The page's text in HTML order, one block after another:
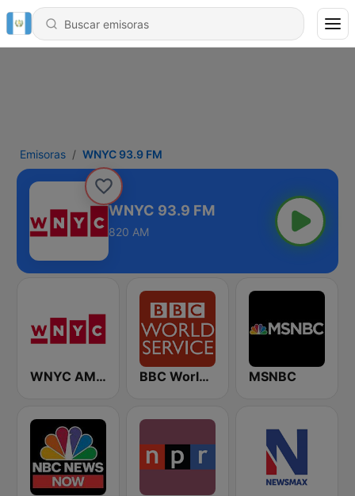
Emisoras WNYC 93.9 FM
WNYC 93.9 FM
820 AM
WNYC AM 820 BBC World Service MSNBC